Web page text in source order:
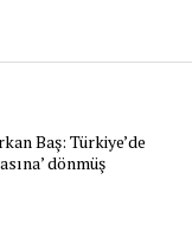
Baş: Türkiye’de
dönmüş